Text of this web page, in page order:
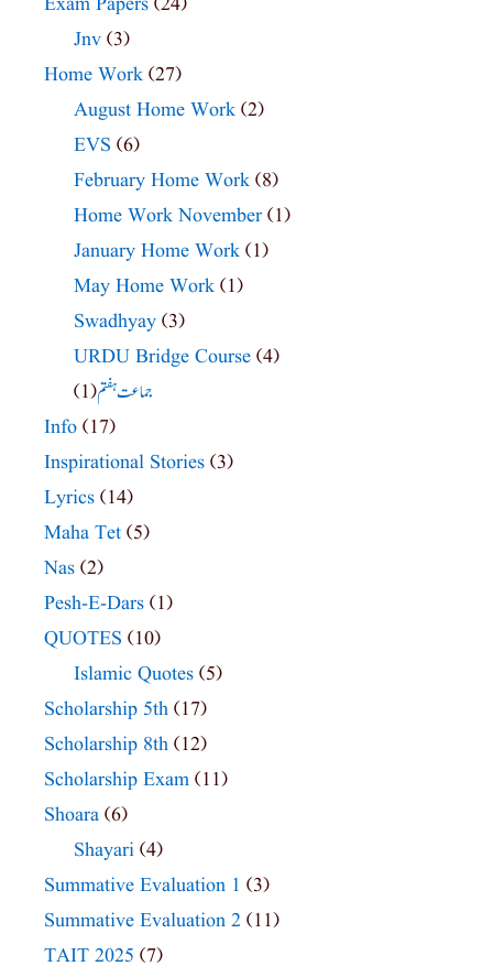
Jnv (3)
Home Work (27)
August Home Work (2)
EVS (6)
February Home Work (8)
Home Work November (1)
January Home Work (1)
May Home Work (1)
Swadhyay (3)
URDU Bridge Course (4)
جماعت ہفتم(1)
Info (17)
Inspirational Stories (3)
Lyrics (14)
Maha Tet (5)
Nas (2)
Pesh-E-Dars (1)
QUOTES (10)
Islamic Quotes (5)
Scholarship 5th (17)
Scholarship 8th (12)
Scholarship Exam (11)
Shoara (6)
Shayari (4)
Summative Evaluation 1 (3)
Summative Evaluation 2 (11)
TAIT 2025 (7)